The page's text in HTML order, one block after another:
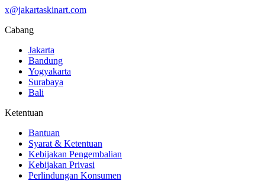
x@jakartaskinart.com
Cabang
Jakarta
Bandung
Yogyakarta
Surabaya
Bali
Ketentuan
Bantuan
Syarat & Ketentuan
Kebijakan Pengembalian
Kebijakan Privasi
Perlindungan Konsumen